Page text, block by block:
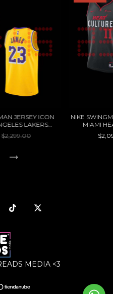
JERSEY ICON
LAKERS
JAMES
$2,299.00
NIKE
MIAMI
MEDIA <3